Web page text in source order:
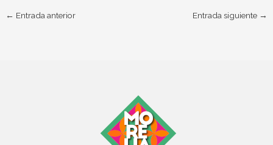
← Entrada anterior Entrada siguiente →